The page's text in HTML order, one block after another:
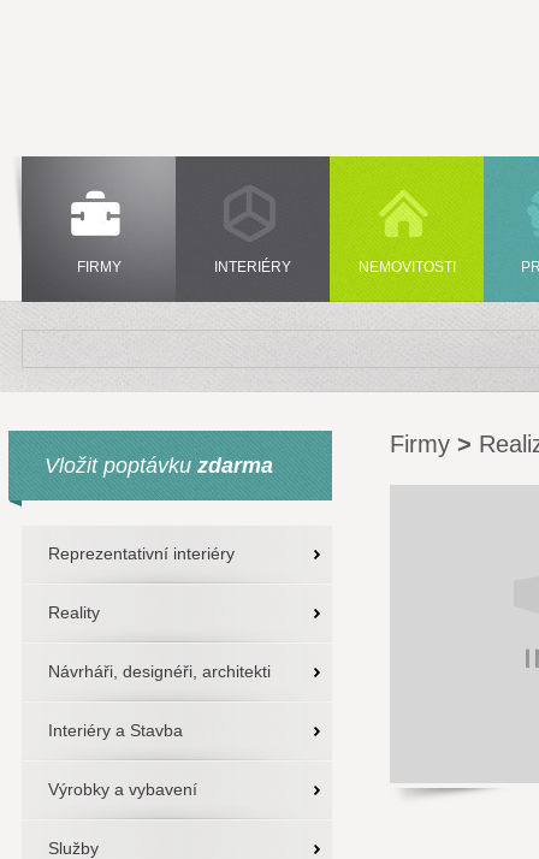
FIRMY INTERIÉRY NEMOVITOSTI
Vložit poptávku zdarma
Reprezentativní interiéry
Reality
Návrháři, designéři, architekti
Interiéry a Stavba
Výrobky a vybavení
Služby
Firmy >